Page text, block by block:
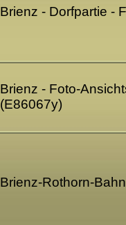
Brienz - Dorfpartie -
Brienz - Foto-
(E86067y)
Brienz-Rothorn-